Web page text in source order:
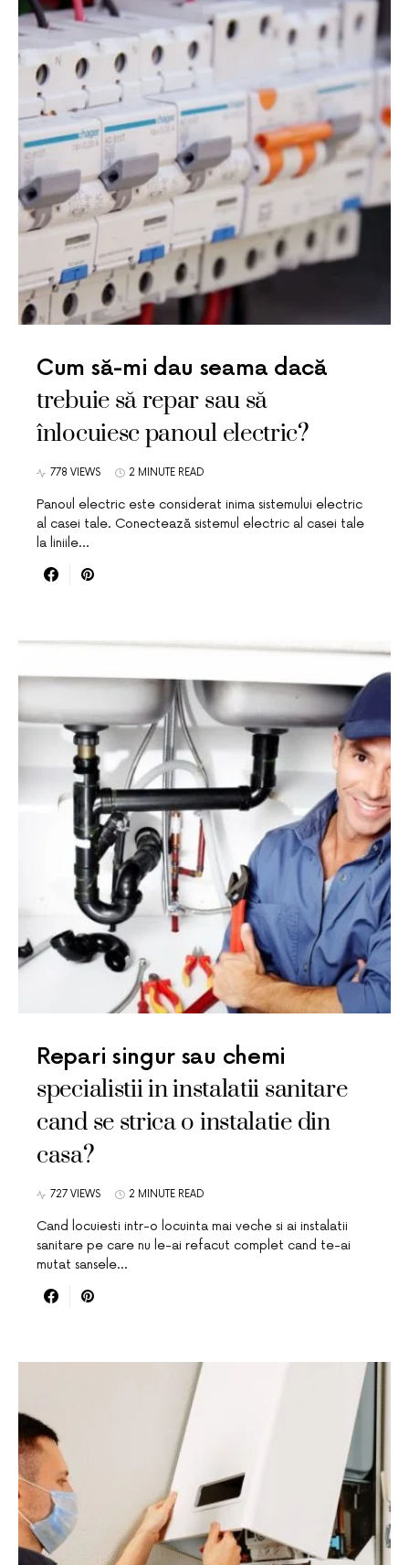
Cum să-mi dau seama dacă
trebuie să repar sau să
înlocuiesc panoul electric?
778 VIEWS 2 MINUTE READ
Panoul electric este considerat inima sistemului electric
al casei tale. Conectează sistemul electric al casei tale
la liniile…
Repari singur sau chemi
specialistii in instalatii sanitare
cand se strica o instalatie din
casa?
727 VIEWS 2 MINUTE READ
Cand locuiesti intr-o locuinta mai veche si ai instalatii
sanitare pe care nu le-ai refacut complet cand te-ai
mutat sansele…